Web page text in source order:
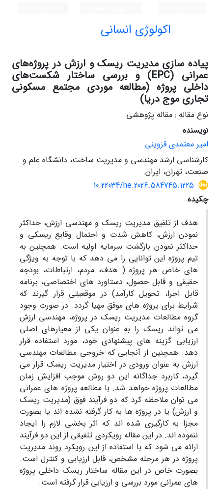
اکولوژی انسانی
پیاده سازی مدیریت ریسک و ارزش در پروژه‌های
عمرانی (EPC) و بررسی ساختار شکست‌های
داخلی پروژه (مطالعه موردی مجتمع مسکونی
تجاری موج دریا)
نوع مقاله : مقاله پژوهشی
نویسنده
امیر معتمدی قزوینی
کارشناسی ارشد مهندسی و مدیریت ساخت، دانشگاه علم و
صنعت، تهران، ایران.
10.22034/he.2026.584745.1225
چکیده
هدف از تلفیق مدیریت ریسک و مهندسی ارزش، حداکثر
نمودن ارزش، کاهش شدت و احتمال وقایع ریسکی و
حداکثر نمودن بازگشت سرمایه اولیه است. همچنین به
تیم پروژه این توانایی را می دهد که با توجه به ویژگی
های خاص هر پروژه ( هدف، مردم، ارتباطات، بودجه
حقیقی و قابل حصول، دستاورد های اختصاصی، برنامه
قابل اجرا، تحویل کارآمد) در موقعیتی قرار گیرند که
شرایط برای پروژه های موفق مهیا گردد. در صورت وجود
گروه مطالعات مدیریت ریسک در پروژه، مهندسی ارزش
می تواند ریسک را به عنوان یکی از معیارهای اصلی
ارزیابی گزینه های پیشنهادی خود، مورد استفاده قرار
دهد. همچنین از آنجایی که خروجی مطالعات مهندسی
ارزش به عنوان ورودی در اختیار مدیریت ریسک قرار می
گیرد، کاربرد جداگانه این دو روش موجب افزایش زمان
مطالعات پروژه خواهد شد. با مطالعه پروژه های عمرانی
می توان ملاحظه کرد که دو فرآیند فوق (مدیریت ریسک
و ارزش) یا در پروژه ها به کار گرفته نشده اند یا بصورت
مجزا به کارگیری شده اند که اثر بخشی لازم را ایجاد
ننموده اند. در این مقاله رویکردی تلفیقی از این دو فرآیند
ارائه می شود که با استفاده از این رویکرد روند مدیریت
پروژه در هر مرحله مشخص، قابل ارزیابی و کنترل است.
بصورت خاص در این مقاله ساختار ریسک داخلی پروژه
های عمرانی مورد بررسی و ارزیابی قرار گرفته است.